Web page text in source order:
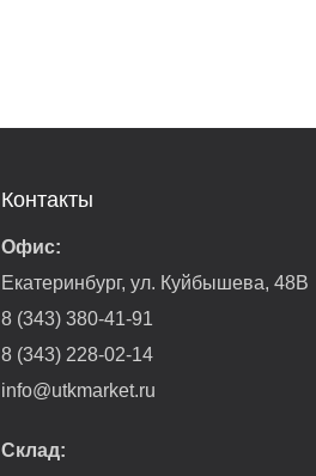
Контакты
Офис:
Екатеринбург, ул. Куйбышева, 48В
8 (343) 380-41-91
8 (343) 228-02-14
info@utkmarket.ru
Склад: